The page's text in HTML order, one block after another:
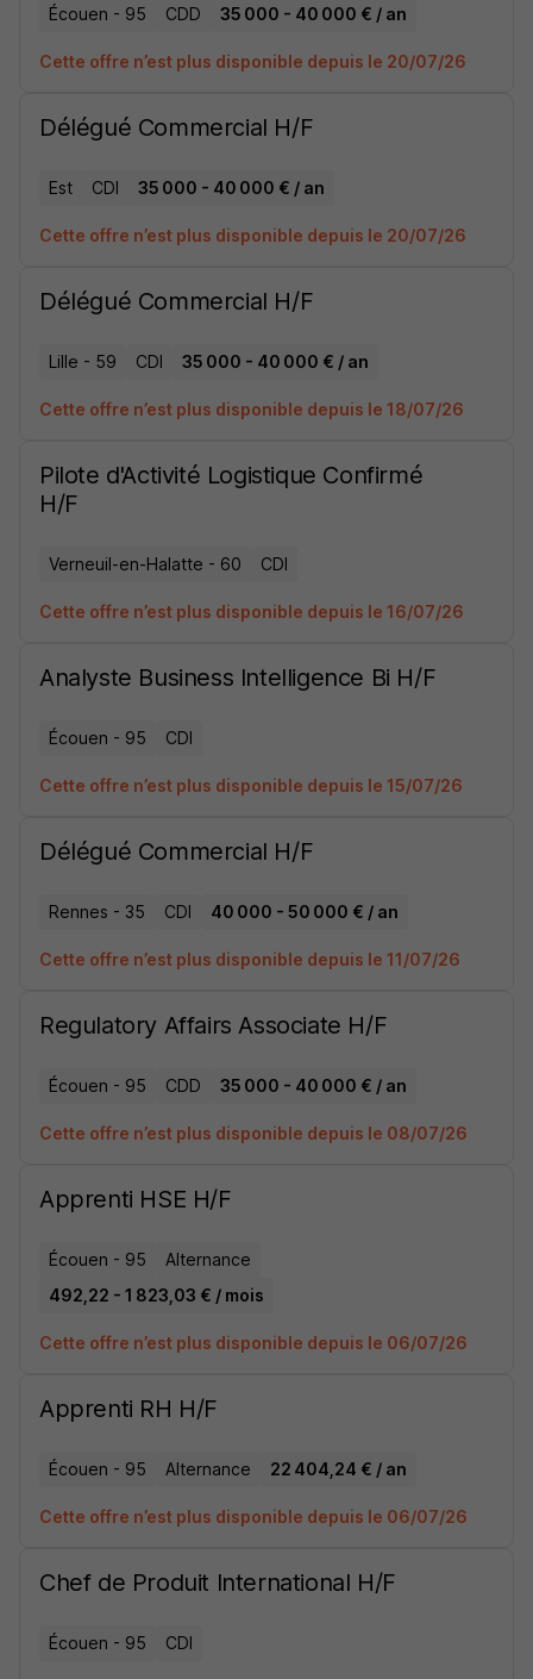
Écouen - 95 CDD 35 000 - 40 000 € / an
Cette offre n’est plus disponible depuis le 20/07/26
Délégué Commercial H/F
Est CDI 35 000 - 40 000 € / an
Cette offre n’est plus disponible depuis le 20/07/26
Délégué Commercial H/F
Lille - 59 CDI 35 000 - 40 000 € / an
Cette offre n’est plus disponible depuis le 18/07/26
Pilote d'Activité Logistique Confirmé
H/F
Verneuil-en-Halatte - 60 CDI
Cette offre n’est plus disponible depuis le 16/07/26
Analyste Business Intelligence Bi H/F
Écouen - 95 CDI
Cette offre n’est plus disponible depuis le 15/07/26
Délégué Commercial H/F
Rennes - 35 CDI 40 000 - 50 000 € / an
Cette offre n’est plus disponible depuis le 11/07/26
Regulatory Affairs Associate H/F
Écouen - 95 CDD 35 000 - 40 000 € / an
Cette offre n’est plus disponible depuis le 08/07/26
Apprenti HSE H/F
Écouen - 95
Alternance
492,22 - 1 823,03 € / mois
Cette offre n’est plus disponible depuis le 06/07/26
Apprenti RH H/F
Écouen - 95 Alternance 22 404,24 € / an
Cette offre n’est plus disponible depuis le 06/07/26
Chef de Produit International H/F
Écouen - 95 CDI